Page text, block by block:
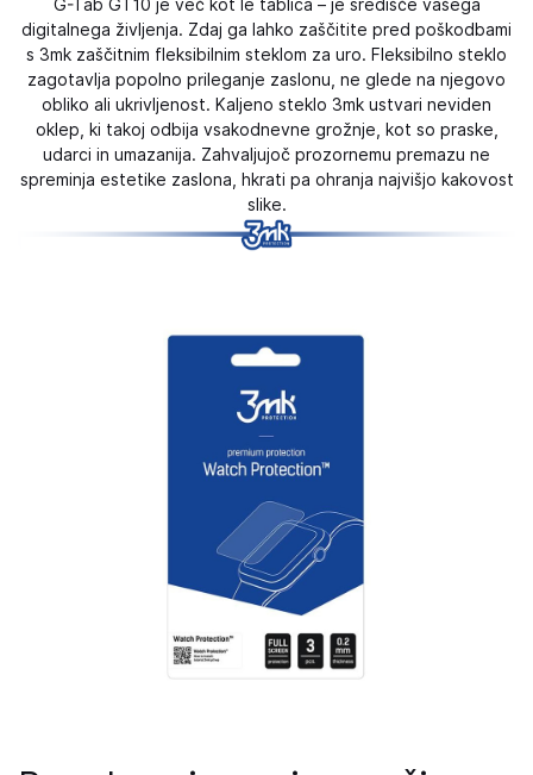
G-Tab GT10 je več kot le tablica – je središče vašega
digitalnega življenja. Zdaj ga lahko zaščitite pred poškodbami
s 3mk zaščitnim fleksibilnim steklom za uro. Fleksibilno steklo
zagotavlja popolno prileganje zaslonu, ne glede na njegovo
obliko ali ukrivljenost. Kaljeno steklo 3mk ustvari neviden
oklep, ki takoj odbija vsakodnevne grožnje, kot so praske,
udarci in umazanija. Zahvaljujoč prozornemu premazu ne
spreminja estetike zaslona, ​​hkrati pa ohranja najvišjo kakovost
slike.